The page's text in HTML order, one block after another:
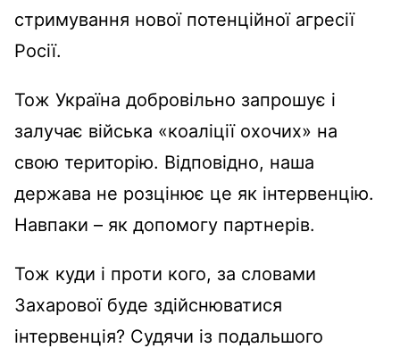
стримування нової потенційної агресії
Росії.
Тож Україна добровільно запрошує і
залучає війська «коаліції охочих» на
свою територію. Відповідно, наша
держава не розцінює це як інтервенцію.
Навпаки – як допомогу партнерів.
Тож куди і проти кого, за словами
Захарової буде здійснюватися
інтервенція? Судячи із подальшого